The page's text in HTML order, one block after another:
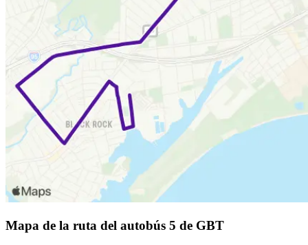
Mapa de la ruta del autobús 5 de GBT